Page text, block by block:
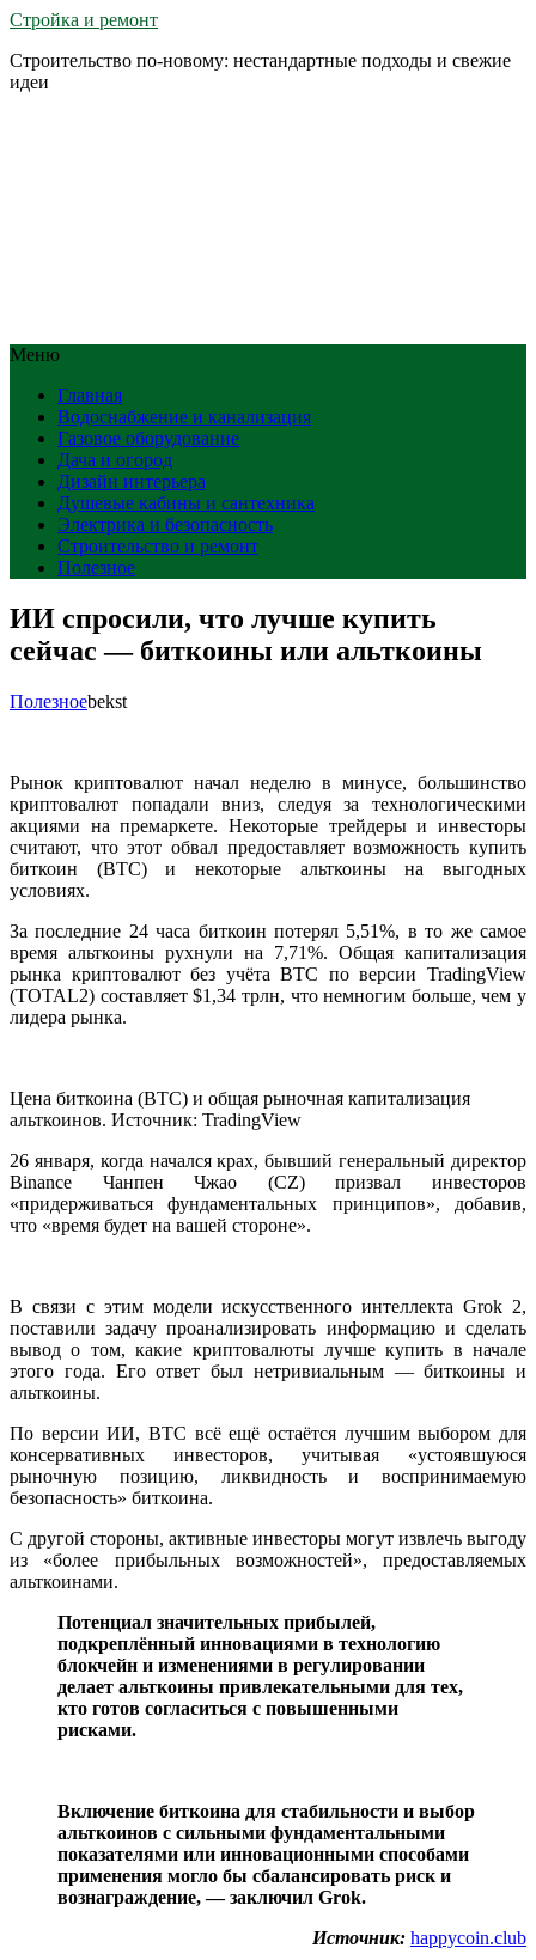
Стройка и ремонт
Строительство по-новому: нестандартные подходы и свежие
идеи
Меню
Главная
Водоснабжение и канализация
Газовое оборудование
Дача и огород
Дизайн интерьера
Душевые кабины и сантехника
Электрика и безопасность
Строительство и ремонт
Полезное
ИИ спросили, что лучше купить
сейчас — биткоины или альткоины
Полезноеbekst
Рынок криптовалют начал неделю в минусе, большинство
криптовалют попадали вниз, следуя за технологическими
акциями на премаркете. Некоторые трейдеры и инвесторы
считают, что этот обвал предоставляет возможность купить
биткоин (BTC) и некоторые альткоины на выгодных
условиях.
За последние 24 часа биткоин потерял 5,51%, в то же самое
время альткоины рухнули на 7,71%. Общая капитализация
рынка криптовалют без учёта BTC по версии TradingView
(TOTAL2) составляет $1,34 трлн, что немногим больше, чем у
лидера рынка.
Цена биткоина (BTC) и общая рыночная капитализация
альткоинов. Источник: TradingView
26 января, когда начался крах, бывший генеральный директор
Binance Чанпен Чжао (CZ) призвал инвесторов
«придерживаться фундаментальных принципов», добавив,
что «время будет на вашей стороне».
В связи с этим модели искусственного интеллекта Grok 2,
поставили задачу проанализировать информацию и сделать
вывод о том, какие криптовалюты лучше купить в начале
этого года. Его ответ был нетривиальным — биткоины и
альткоины.
По версии ИИ, BTC всё ещё остаётся лучшим выбором для
консервативных инвесторов, учитывая «устоявшуюся
рыночную позицию, ликвидность и воспринимаемую
безопасность» биткоина.
С другой стороны, активные инвесторы могут извлечь выгоду
из «более прибыльных возможностей», предоставляемых
альткоинами.
Потенциал значительных прибылей,
подкреплённый инновациями в технологию
блокчейн и изменениями в регулировании
делает альткоины привлекательными для тех,
кто готов согласиться с повышенными
рисками.
Включение биткоина для стабильности и выбор
альткоинов с сильными фундаментальными
показателями или инновационными способами
применения могло бы сбалансировать риск и
вознаграждение, — заключил Grok.
Источник: happycoin.club